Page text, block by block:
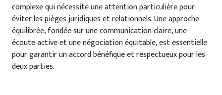
complexe qui nécessite une attention particulière pour
éviter les pièges juridiques et relationnels. Une approche
équilibrée, fondée sur une communication claire, une
écoute active et une négociation équitable, est essentielle
pour garantir un accord bénéfique et respectueux pour les
deux parties.